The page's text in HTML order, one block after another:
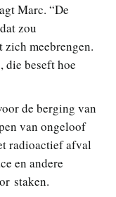
Marc. “De
zou
zich meebrengen.
die beseft hoe
de berging van
van ongeloof
radioactief afval
en andere
staken.